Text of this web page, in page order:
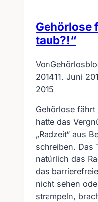
Gehörlose
taub?!“
Von
201411. Juni
2015
Gehörlose
hatte das
„Radzeit“ aus
schreiben. Das
natürlich das
das
nicht sehen
strampeln,